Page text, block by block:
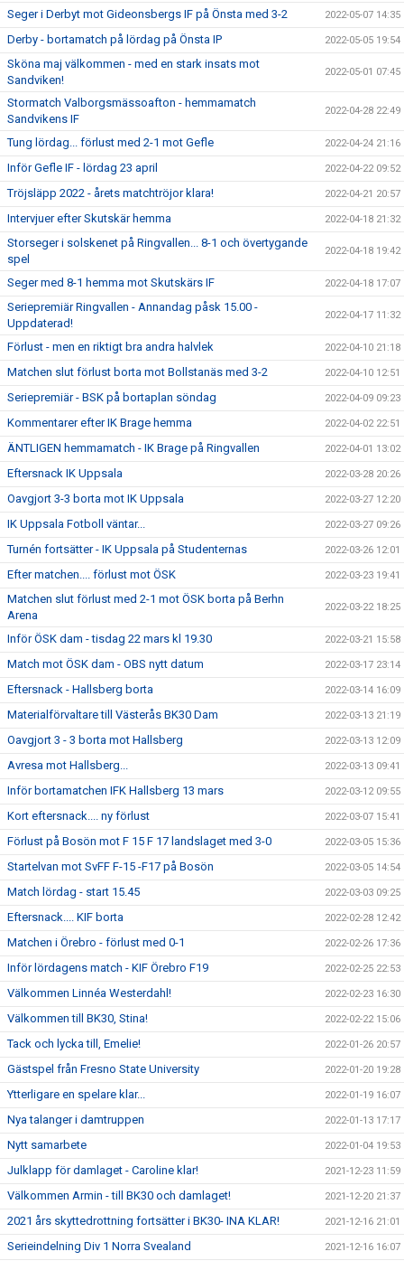
Seger i Derbyt mot Gideonsbergs IF på Önsta med 3-2 2022-05-07 14:35
Derby - bortamatch på lördag på Önsta IP 2022-05-05 19:54
Sköna maj välkommen - med en stark insats mot
Sandviken!
2022-05-01 07:45
Stormatch Valborgsmässoafton - hemmamatch
Sandvikens IF
2022-04-28 22:49
Tung lördag... förlust med 2-1 mot Gefle 2022-04-24 21:16
Inför Gefle IF - lördag 23 april 2022-04-22 09:52
Tröjsläpp 2022 - årets matchtröjor klara! 2022-04-21 20:57
Intervjuer efter Skutskär hemma 2022-04-18 21:32
Storseger i solskenet på Ringvallen... 8-1 och övertygande
spel
2022-04-18 19:42
Seger med 8-1 hemma mot Skutskärs IF 2022-04-18 17:07
Seriepremiär Ringvallen - Annandag påsk 15.00 -
Uppdaterad!
2022-04-17 11:32
Förlust - men en riktigt bra andra halvlek 2022-04-10 21:18
Matchen slut förlust borta mot Bollstanäs med 3-2 2022-04-10 12:51
Seriepremiär - BSK på bortaplan söndag 2022-04-09 09:23
Kommentarer efter IK Brage hemma 2022-04-02 22:51
ÄNTLIGEN hemmamatch - IK Brage på Ringvallen 2022-04-01 13:02
Eftersnack IK Uppsala 2022-03-28 20:26
Oavgjort 3-3 borta mot IK Uppsala 2022-03-27 12:20
IK Uppsala Fotboll väntar... 2022-03-27 09:26
Turnén fortsätter - IK Uppsala på Studenternas 2022-03-26 12:01
Efter matchen.... förlust mot ÖSK 2022-03-23 19:41
Matchen slut förlust med 2-1 mot ÖSK borta på Berhn
Arena
2022-03-22 18:25
Inför ÖSK dam - tisdag 22 mars kl 19.30 2022-03-21 15:58
Match mot ÖSK dam - OBS nytt datum 2022-03-17 23:14
Eftersnack - Hallsberg borta 2022-03-14 16:09
Materialförvaltare till Västerås BK30 Dam 2022-03-13 21:19
Oavgjort 3 - 3 borta mot Hallsberg 2022-03-13 12:09
Avresa mot Hallsberg... 2022-03-13 09:41
Inför bortamatchen IFK Hallsberg 13 mars 2022-03-12 09:55
Kort eftersnack.... ny förlust 2022-03-07 15:41
Förlust på Bosön mot F 15 F 17 landslaget med 3-0 2022-03-05 15:36
Startelvan mot SvFF F-15 -F17 på Bosön 2022-03-05 14:54
Match lördag - start 15.45 2022-03-03 09:25
Eftersnack.... KIF borta 2022-02-28 12:42
Matchen i Örebro - förlust med 0-1 2022-02-26 17:36
Inför lördagens match - KIF Örebro F19 2022-02-25 22:53
Välkommen Linnéa Westerdahl! 2022-02-23 16:30
Välkommen till BK30, Stina! 2022-02-22 15:06
Tack och lycka till, Emelie! 2022-01-26 20:57
Gästspel från Fresno State University 2022-01-20 19:28
Ytterligare en spelare klar... 2022-01-19 16:07
Nya talanger i damtruppen 2022-01-13 17:17
Nytt samarbete 2022-01-04 19:53
Julklapp för damlaget - Caroline klar! 2021-12-23 11:59
Välkommen Armin - till BK30 och damlaget! 2021-12-20 21:37
2021 års skyttedrottning fortsätter i BK30- INA KLAR! 2021-12-16 21:01
Serieindelning Div 1 Norra Svealand 2021-12-16 16:07